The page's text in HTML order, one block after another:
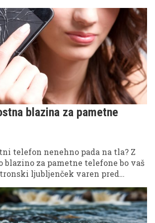
blazina za pametne
telefon nenehno pada na tla? Z
blazino za pametne telefone bo vaš
ljubljenček varen pred